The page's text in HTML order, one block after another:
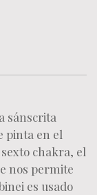
sánscrita
pinta en el
chakra, el
nos permite
es usado